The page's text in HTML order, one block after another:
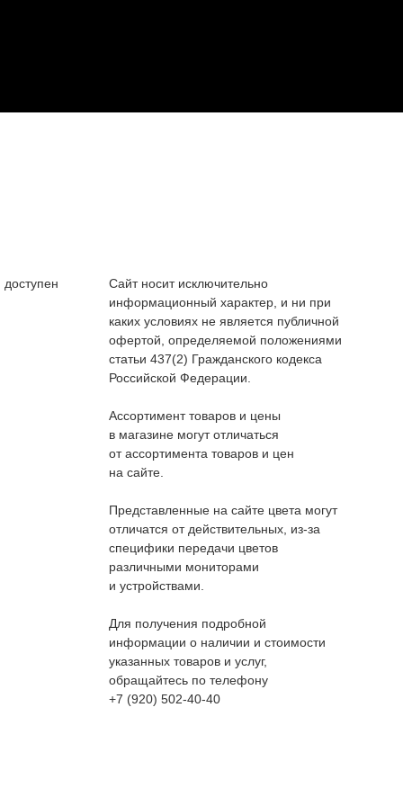
Сайт носит исключительно
информационный характер, и ни при
каких условиях не является публичной
офертой, определяемой положениями
статьи 437(2) Гражданского кодекса
Российской Федерации.
Ассортимент товаров и цены
в магазине могут отличаться
от ассортимента товаров и цен
на сайте.
Представленные на сайте цвета могут
отличатся от действительных, из-за
специфики передачи цветов
различными мониторами
и устройствами.
Для получения подробной
информации о наличии и стоимости
указанных товаров и услуг,
обращайтесь по телефону
+7 (920) 502-40-40